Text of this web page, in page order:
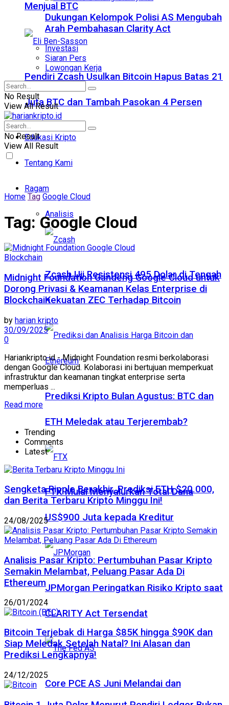
Menjual BTC
Pendiri Zcash Usulkan Bitcoin Hapus Batas 21
Juta BTC dan Tambah Pasokan 4 Persen
Edukasi Kripto
Tentang Kami
Ragam
Analisis
Zcash Uji Resistensi 495 Dolar di Tengah
Kekuatan ZEC Terhadap Bitcoin
Prediksi Kripto Bulan Agustus: BTC dan
ETH Meledak atau Terjerembab?
FTX Mulai Menyalurkan Total Dana
US$900 Juta kepada Kreditur
JPMorgan Peringatkan Risiko Kripto saat
CLARITY Act Tersendat
Core PCE AS Juni Melandai dan
Dukungan Kelompok Polisi AS Mengubah
Arah Pembahasan Clarity Act
Investasi
Siaran Pers
Lowongan Kerja
No Result
View All Result
No Result
View All Result
Home Tag Google Cloud
Tag:Google Cloud
Blockchain
Midnight Foundation Gandeng Google Cloud untuk
Dorong Privasi & Keamanan Kelas Enterprise di
Blockchain
by harian kripto
30/09/2025
0
Hariankripto.id - Midnight Foundation resmi berkolaborasi
dengan Google Cloud. Kolaborasi ini bertujuan memperkuat
infrastruktur dan keamanan tingkat enterprise serta
memperluas ...
Read more
Trending
Comments
Latest
Sengketa Ripple Berakhir, Prediksi ETH $20.000,
dan Berita Terbaru Kripto Minggu Ini!
24/08/2025
Analisis Pasar Kripto: Pertumbuhan Pasar Kripto
Semakin Melambat, Peluang Pasar Ada Di
Ethereum
26/01/2024
Bitcoin Terjebak di Harga $85K hingga $90K dan
Siap Meledak Setelah Natal? Ini Alasan dan
Prediksi Lengkapnya!
24/12/2025